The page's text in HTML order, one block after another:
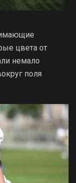
цвета от
немало
поля